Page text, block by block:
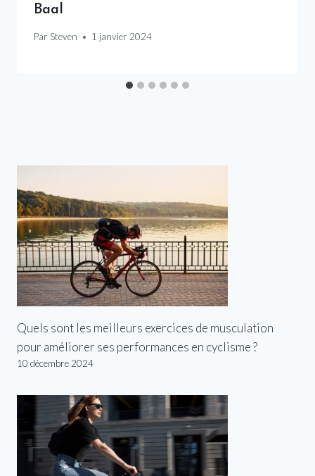
Baal
Par Steven 1 janvier 2024
Quels sont les meilleurs exercices de musculation
pour améliorer ses performances en cyclisme ?
10 décembre 2024